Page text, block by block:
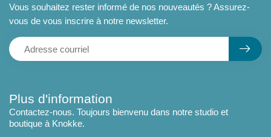
Plus d'information
Contactez-nous. Toujours bienvenu dans notre studio et
boutique à Knokke.
Vous souhaitez rester informé de nos nouveautés ? Assurez-
vous de vous inscrire à notre newsletter.